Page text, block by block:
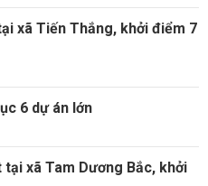
xã Tiến Thắng, khởi điểm 7
6 dự án lớn
xã Tam Dương Bắc, khởi